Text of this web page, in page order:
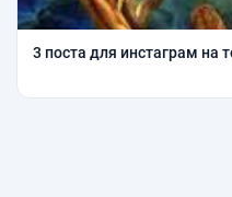
3 поста для инстаграм на